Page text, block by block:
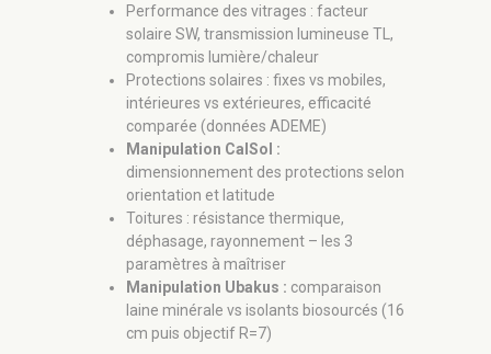
Performance des vitrages : facteur
solaire SW, transmission lumineuse TL,
compromis lumière/chaleur
Protections solaires : fixes vs mobiles,
intérieures vs extérieures, efficacité
comparée (données ADEME)
Manipulation CalSol :
dimensionnement des protections selon
orientation et latitude
Toitures : résistance thermique,
déphasage, rayonnement – les 3
paramètres à maîtriser
Manipulation Ubakus : comparaison
laine minérale vs isolants biosourcés (16
cm puis objectif R=7)